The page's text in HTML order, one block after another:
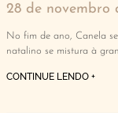
28 de novembro
No fim de ano, Canela
natalino se mistura à
CONTINUE LENDO +